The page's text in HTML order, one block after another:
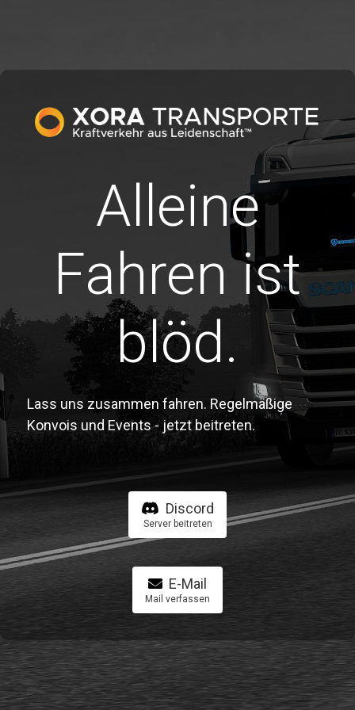
Alleine
Fahren ist
blöd.
Lass uns zusammen fahren. Regelmäßige
Konvois und Events - jetzt beitreten.
Discord
Server beitreten
E-Mail
Mail verfassen